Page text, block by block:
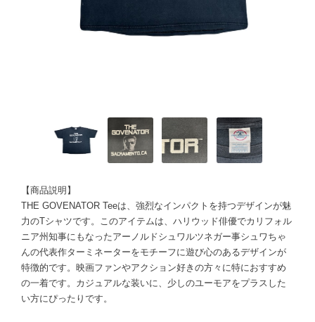
【商品説明】
THE GOVENATOR Teeは、強烈なインパクトを持つデザインが魅
力のTシャツです。このアイテムは、ハリウッド俳優でカリフォル
ニア州知事にもなったアーノルドシュワルツネガー事シュワちゃ
んの代表作ターミネーターをモチーフに遊び心のあるデザインが
特徴的です。映画ファンやアクション好きの方々に特におすすめ
の一着です。カジュアルな装いに、少しのユーモアをプラスした
い方にぴったりです。